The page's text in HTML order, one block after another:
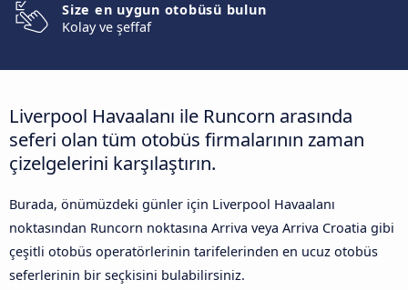
Size en uygun otobüsü bulun
Kolay ve şeffaf
Liverpool Havaalanı ile Runcorn arasında
seferi olan tüm otobüs firmalarının zaman
çizelgelerini karşılaştırın.
Burada, önümüzdeki günler için Liverpool Havaalanı
noktasından Runcorn noktasına Arriva veya Arriva Croatia gibi
çeşitli otobüs operatörlerinin tarifelerinden en ucuz otobüs
seferlerinin bir seçkisini bulabilirsiniz.